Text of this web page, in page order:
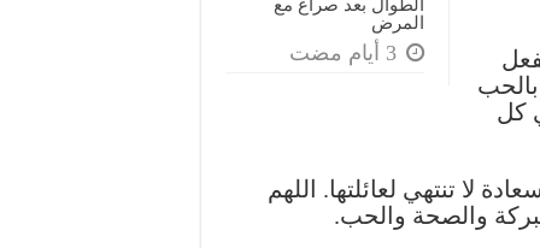
المرض
بالحب
كل
لا تنتهي لعائلتها. اللهم
والصحة والحب.